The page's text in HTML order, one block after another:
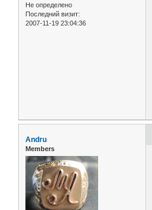
Не определено
Последний визит:
2007-11-19 23:04:36
Andru
Members